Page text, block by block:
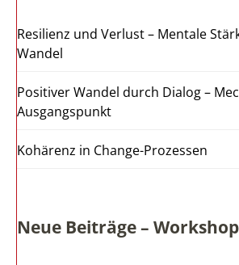
Resilienz und Verlust – Mentale
Wandel
Positiver Wandel durch Dialog –
Ausgangspunkt
Kohärenz in Change-Prozessen
Neue Beiträge –